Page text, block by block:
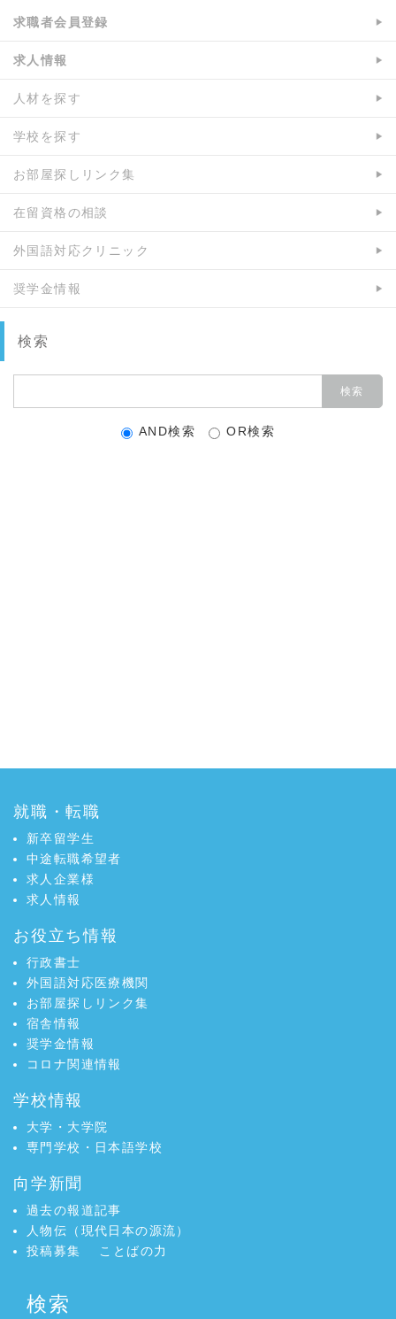
求職者会員登録
求人情報
人材を探す
学校を探す
お部屋探しリンク集
在留資格の相談
外国語対応クリニック
奨学金情報
検索
AND検索 OR検索
就職・転職
新卒留学生
中途転職希望者
求人企業様
求人情報
お役立ち情報
行政書士
外国語対応医療機関
お部屋探しリンク集
宿舎情報
奨学金情報
コロナ関連情報
学校情報
大学・大学院
専門学校・日本語学校
向学新聞
過去の報道記事
人物伝（現代日本の源流）
投稿募集
ことばの力
検索